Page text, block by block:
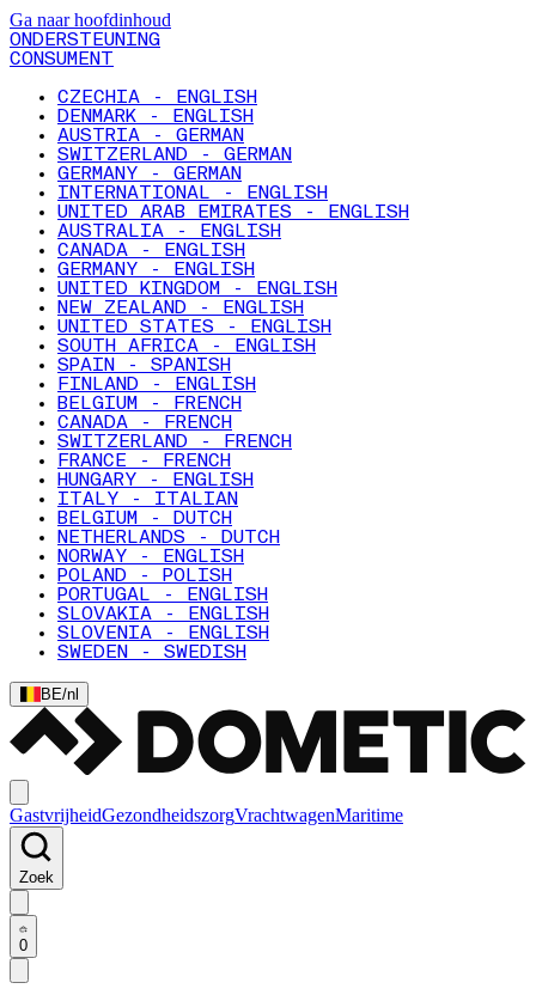
Ga naar hoofdinhoud
ONDERSTEUNING
CONSUMENT
CZECHIA - ENGLISH
DENMARK - ENGLISH
AUSTRIA - GERMAN
SWITZERLAND - GERMAN
GERMANY - GERMAN
INTERNATIONAL - ENGLISH
UNITED ARAB EMIRATES - ENGLISH
AUSTRALIA - ENGLISH
CANADA - ENGLISH
GERMANY - ENGLISH
UNITED KINGDOM - ENGLISH
NEW ZEALAND - ENGLISH
UNITED STATES - ENGLISH
SOUTH AFRICA - ENGLISH
SPAIN - SPANISH
FINLAND - ENGLISH
BELGIUM - FRENCH
CANADA - FRENCH
SWITZERLAND - FRENCH
FRANCE - FRENCH
HUNGARY - ENGLISH
ITALY - ITALIAN
BELGIUM - DUTCH
NETHERLANDS - DUTCH
NORWAY - ENGLISH
POLAND - POLISH
PORTUGAL - ENGLISH
SLOVAKIA - ENGLISH
SLOVENIA - ENGLISH
SWEDEN - SWEDISH
BE/nl
GastvrijheidGezondheidszorgVrachtwagenMaritime
Zoek
0